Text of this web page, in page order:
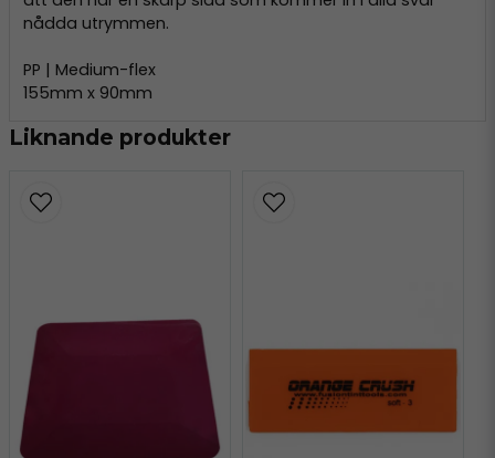
nådda utrymmen.
PP | Medium-flex
155mm x 90mm
Liknande produkter